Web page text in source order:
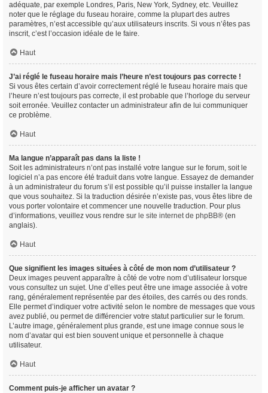
adéquate, par exemple Londres, Paris, New York, Sydney, etc. Veuillez
noter que le réglage du fuseau horaire, comme la plupart des autres
paramètres, n’est accessible qu’aux utilisateurs inscrits. Si vous n’êtes pas
inscrit, c’est l’occasion idéale de le faire.
Haut
J’ai réglé le fuseau horaire mais l’heure n’est toujours pas correcte !
Si vous êtes certain d’avoir correctement réglé le fuseau horaire mais que
l’heure n’est toujours pas correcte, il est probable que l’horloge du serveur
soit erronée. Veuillez contacter un administrateur afin de lui communiquer
ce problème.
Haut
Ma langue n’apparaît pas dans la liste !
Soit les administrateurs n’ont pas installé votre langue sur le forum, soit le
logiciel n’a pas encore été traduit dans votre langue. Essayez de demander
à un administrateur du forum s’il est possible qu’il puisse installer la langue
que vous souhaitez. Si la traduction désirée n’existe pas, vous êtes libre de
vous porter volontaire et commencer une nouvelle traduction. Pour plus
d’informations, veuillez vous rendre sur le site internet de phpBB® (en
anglais).
Haut
Que signifient les images situées à côté de mon nom d’utilisateur ?
Deux images peuvent apparaître à côté de votre nom d’utilisateur lorsque
vous consultez un sujet. Une d’elles peut être une image associée à votre
rang, généralement représentée par des étoiles, des carrés ou des ronds.
Elle permet d’indiquer votre activité selon le nombre de messages que vous
avez publié, ou permet de différencier votre statut particulier sur le forum.
L’autre image, généralement plus grande, est une image connue sous le
nom d’avatar qui est bien souvent unique et personnelle à chaque
utilisateur.
Haut
Comment puis-je afficher un avatar ?